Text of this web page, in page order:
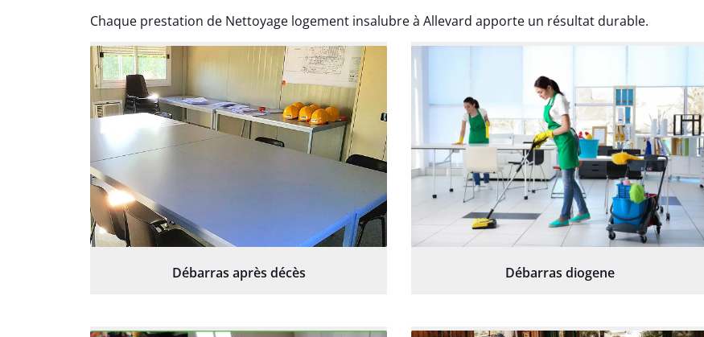
Chaque prestation de Nettoyage logement insalubre à Allevard apporte un résultat durable.
Débarras après décès Débarras diogene